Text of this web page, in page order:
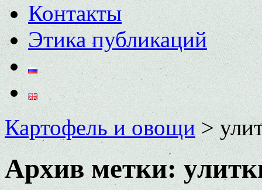
Контакты
Этика публикаций
Картофель и овощи>
Архив метки: